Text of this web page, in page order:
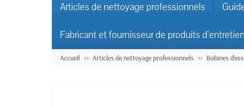
Articles de nettoyage professionnels
Fabricant et fournisseur de produits
Accueil Articles de nettoyage professionnels Bobines